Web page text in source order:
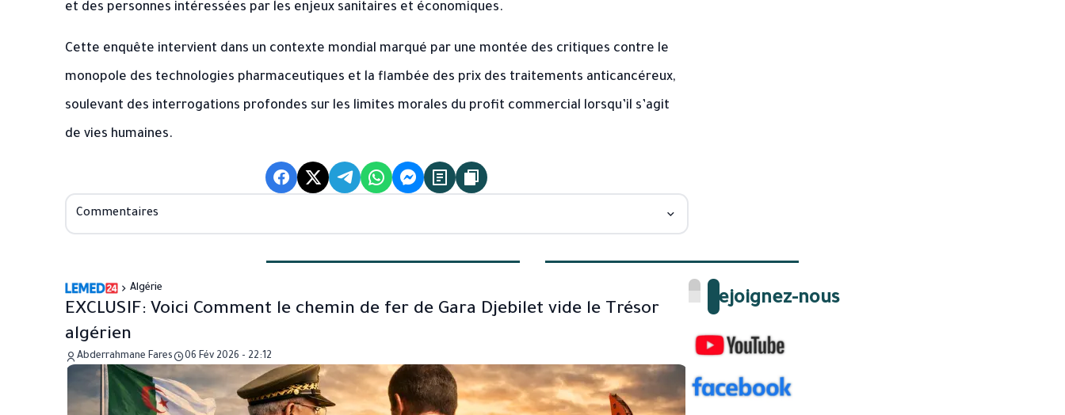
et des personnes intéressées par les enjeux sanitaires et économiques.
Cette enquête intervient dans un contexte mondial marqué par une montée des critiques contre le
monopole des technologies pharmaceutiques et la flambée des prix des traitements anticancéreux,
soulevant des interrogations profondes sur les limites morales du profit commercial lorsqu’il s’agit
de vies humaines.
Commentaires
Algérie
EXCLUSIF: Voici Comment le chemin de fer de Gara Djebilet vide le Trésor
algérien
Abderrahmane Fares 06 Fév 2026 - 22:12
Rejoignez-nous